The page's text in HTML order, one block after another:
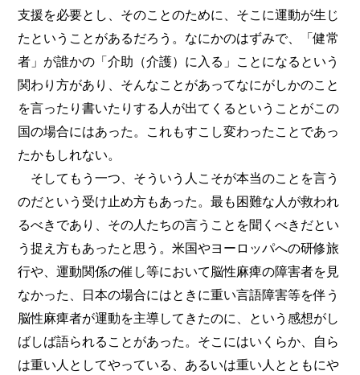
支援を必要とし、そのことのために、そこに運動が生じ
たということがあるだろう。なにかのはずみで、「健常
者」が誰かの「介助（介護）に入る」ことになるという
関わり方があり、そんなことがあってなにがしかのこと
を言ったり書いたりする人が出てくるということがこの
国の場合にはあった。これもすこし変わったことであっ
たかもしれない。
そしてもう一つ、そういう人こそが本当のことを言う
のだという受け止め方もあった。最も困難な人が救われ
るべきであり、その人たちの言うことを聞くべきだとい
う捉え方もあったと思う。米国やヨーロッパへの研修旅
行や、運動関係の催し等において脳性麻痺の障害者を見
なかった、日本の場合にはときに重い言語障害等を伴う
脳性麻痺者が運動を主導してきたのに、という感想がし
ばしば語られることがあった。そこにはいくらか、自ら
は重い人としてやっている、あるいは重い人とともにや